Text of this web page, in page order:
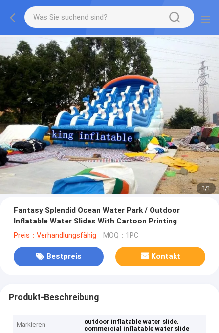
1/1
Fantasy Splendid Ocean Water Park / Outdoor
Inflatable Water Slides With Cartoon Printing
Preis：Verhandlungsfähig MOQ：1PC
Bestpreis Kontakt
Produkt-Beschreibung
Markieren outdoor inflatable water slide,
commercial inflatable water slide